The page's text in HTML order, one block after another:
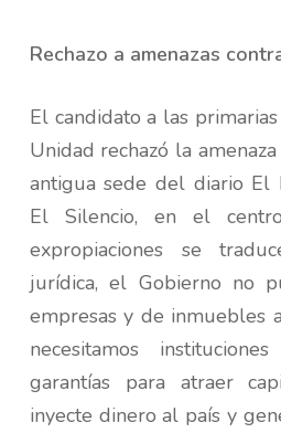
Rechazo a amenazas
El candidato a las
Unidad rechazó la
antigua sede del diario El
El Silencio, en el
expropiaciones se
jurídica, el Gobierno no
empresas y de inmuebles
necesitamos
garantías para atraer
inyecte dinero al país y